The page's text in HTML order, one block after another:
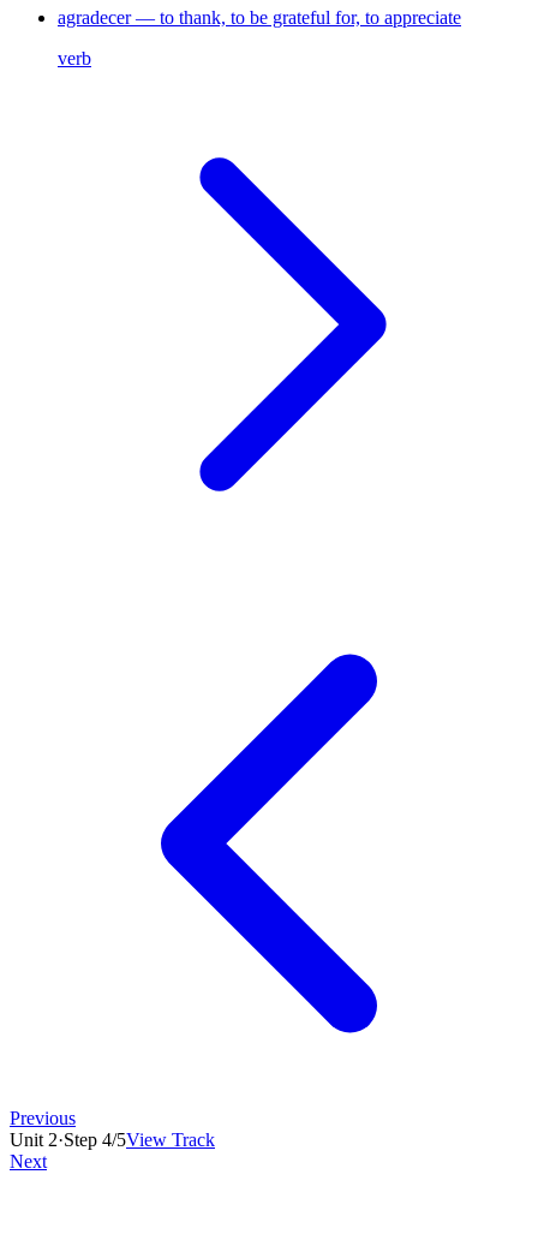
agradecer — to thank, to be grateful for, to appreciate
verb
Previous
Unit 2·Step 4/5View Track
Next